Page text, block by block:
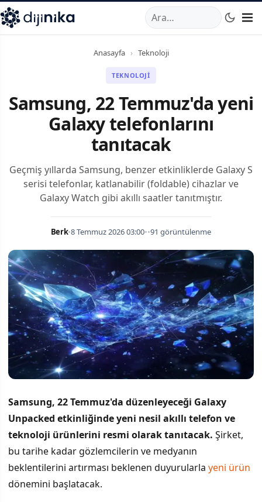
,Marmara Mahallesi,Beylikdüzü34520TRTelefon:0850
Anasayfa › Teknoloji
TEKNOLOJI
Samsung, 22 Temmuz'da yeni
Galaxy telefonlarını
tanıtacak
Geçmiş yıllarda Samsung, benzer etkinliklerde Galaxy S
serisi telefonlar, katlanabilir (foldable) cihazlar ve
Galaxy Watch gibi akıllı saatler tanıtmıştır.
Berk•8 Temmuz 2026 03:00••91 görüntülenme
Samsung, 22 Temmuz'da düzenleyeceği Galaxy
Unpacked etkinliğinde yeni nesil akıllı telefon ve
teknoloji ürünlerini resmi olarak tanıtacak. Şirket,
bu tarihe kadar gözlemcilerin ve medyanın
beklentilerini artırması beklenen duyurularla yeni ürün
dönemini başlatacak.